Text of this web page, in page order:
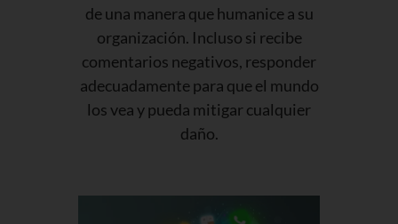
de una manera que humanice a su
organización. Incluso si recibe
comentarios negativos, responder
adecuadamente para que el mundo
los vea y pueda mitigar cualquier
daño.